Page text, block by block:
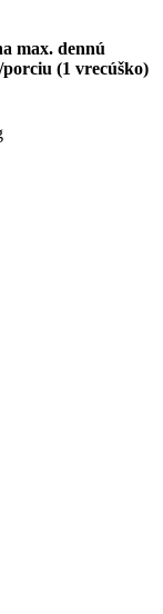
max. dennú
(1 vrecúško)